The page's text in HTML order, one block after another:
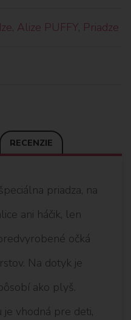
, Alize PUFFY, Priadze
RECENZIE
priadza, na
ani háčik, len
očká
Na dotyk je
ako plyš.
je vhodná pre deti,